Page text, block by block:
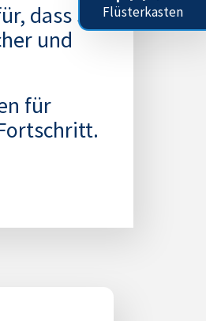
Flüsterkasten
dass Sie
und
für